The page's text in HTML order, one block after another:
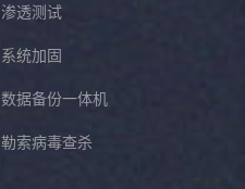
渗透测试
系统加固
数据备份一体机
勒索病毒查杀